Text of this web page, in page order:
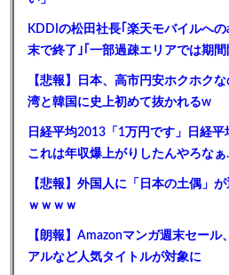
KDDIの松田社長｢楽天モバイルへ
末で終了｣｢一部過疎エリアでは期間
【悲報】日本、高市円安ホクホク
湾と韓国に史上初めて抜かれるw
日経平均2013「1万円です」日経
これは年収爆上がりしたんやろな
【悲報】外国人に「日本の土偶」
ｗｗｗｗ
【朗報】Amazonマンガ週末セール
アルなど人気タイトルが対象に